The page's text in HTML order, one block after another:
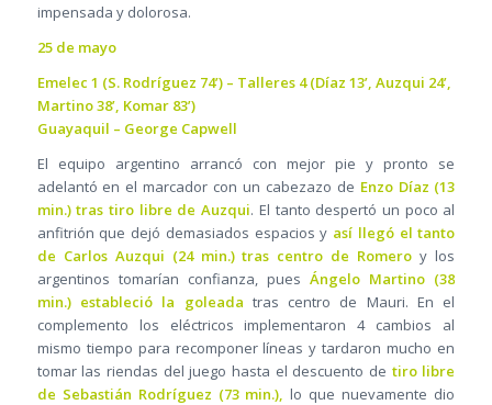
impensada y dolorosa.
25 de mayo
Emelec 1 (S. Rodríguez 74’) – Talleres 4 (Díaz 13’, Auzqui 24’,
Martino 38’, Komar 83’)
Guayaquil – George Capwell
El equipo argentino arrancó con mejor pie y pronto se
adelantó en el marcador con un cabezazo de Enzo Díaz (13
min.) tras tiro libre de Auzqui. El tanto despertó un poco al
anfitrión que dejó demasiados espacios y así llegó el tanto
de Carlos Auzqui (24 min.) tras centro de Romero y los
argentinos tomarían confianza, puesÁngelo Martino (38
min.) estableció la goleada tras centro de Mauri. En el
complemento los eléctricos implementaron 4 cambios al
mismo tiempo para recomponer líneas y tardaron mucho en
tomar las riendas del juego hasta el descuento de tiro libre
de Sebastián Rodríguez (73 min.), lo que nuevamente dio